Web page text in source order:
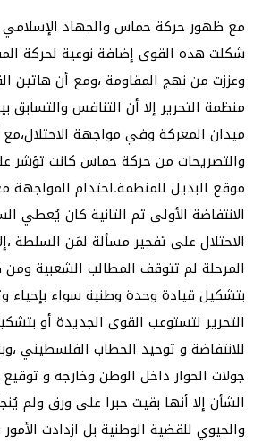
شكلت هذه القوى إضافة نوعية لحركة
وعززت من نهج المقاومة ،ومع أن هاتين
منظمة التحرير إلا أن التنافس
ميدان المعركة وفي مواجهة
والتصريحات من حركة حماس كانت تؤشر
موقع البديل للمنظمة.احتدام المواجهة
الانتفاضة الأولى ثم الثانية كان
الاحتلال على تفجير مسألة لمَن السلطة
المرحلة لم تتوقف المطالب الشعبية ومن
بتشكيل قيادة وحدة وطنية سواء بإحياء
التحرير لتستوعب القوى الجديدة أو
للانتفاضة و توحيد الخطاب الفلسطيني
جولات الحوار داخل الوطن وخارجه و
الشأن إلا أنها بقيت حبرا على ورق ولم
والحيوي للقضية الوطنية بل ازدادت